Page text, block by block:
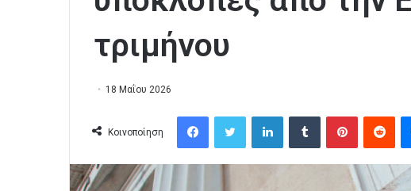
τριμήνου
18 Μαΐου 2026
Κοινοποίηση